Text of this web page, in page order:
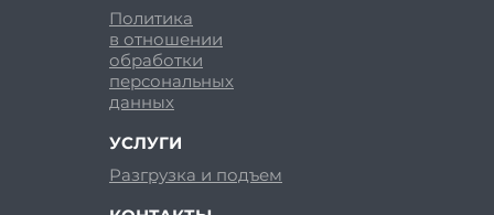
Политика
в отношении
обработки
персональных
данных
УСЛУГИ
Разгрузка и подъем